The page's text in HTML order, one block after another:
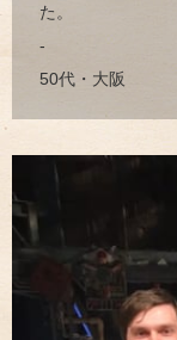
た。
-
50代・大阪